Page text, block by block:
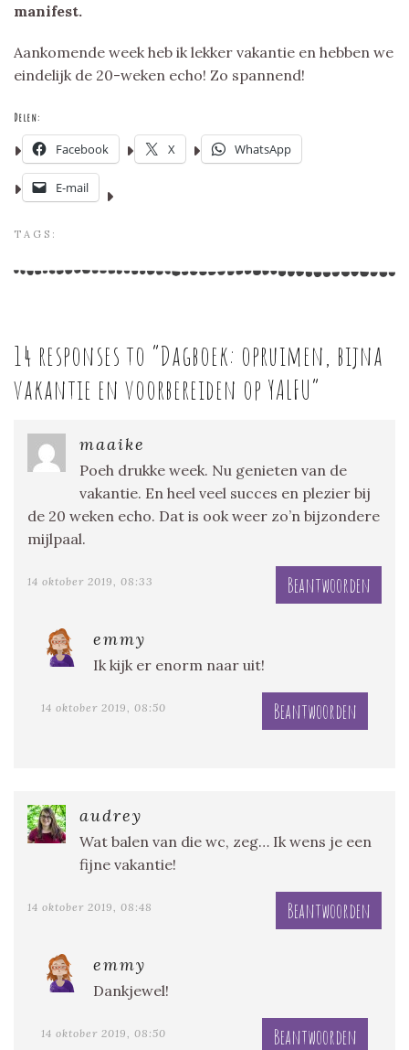
manifest.
Aankomende week heb ik lekker vakantie en hebben we
eindelijk de 20-weken echo! Zo spannend!
Delen:
Facebook X WhatsApp
E-mail
TAGS:
14 responses to “Dagboek: opruimen, bijna
vakantie en voorbereiden op YALFU”
maaike
Poeh drukke week. Nu genieten van de
vakantie. En heel veel succes en plezier bij
de 20 weken echo. Dat is ook weer zo’n bijzondere
mijlpaal.
14 oktober 2019, 08:33 Beantwoorden
emmy
Ik kijk er enorm naar uit!
14 oktober 2019, 08:50 Beantwoorden
audrey
Wat balen van die wc, zeg… Ik wens je een
fijne vakantie!
14 oktober 2019, 08:48 Beantwoorden
emmy
Dankjewel!
14 oktober 2019, 08:50 Beantwoorden